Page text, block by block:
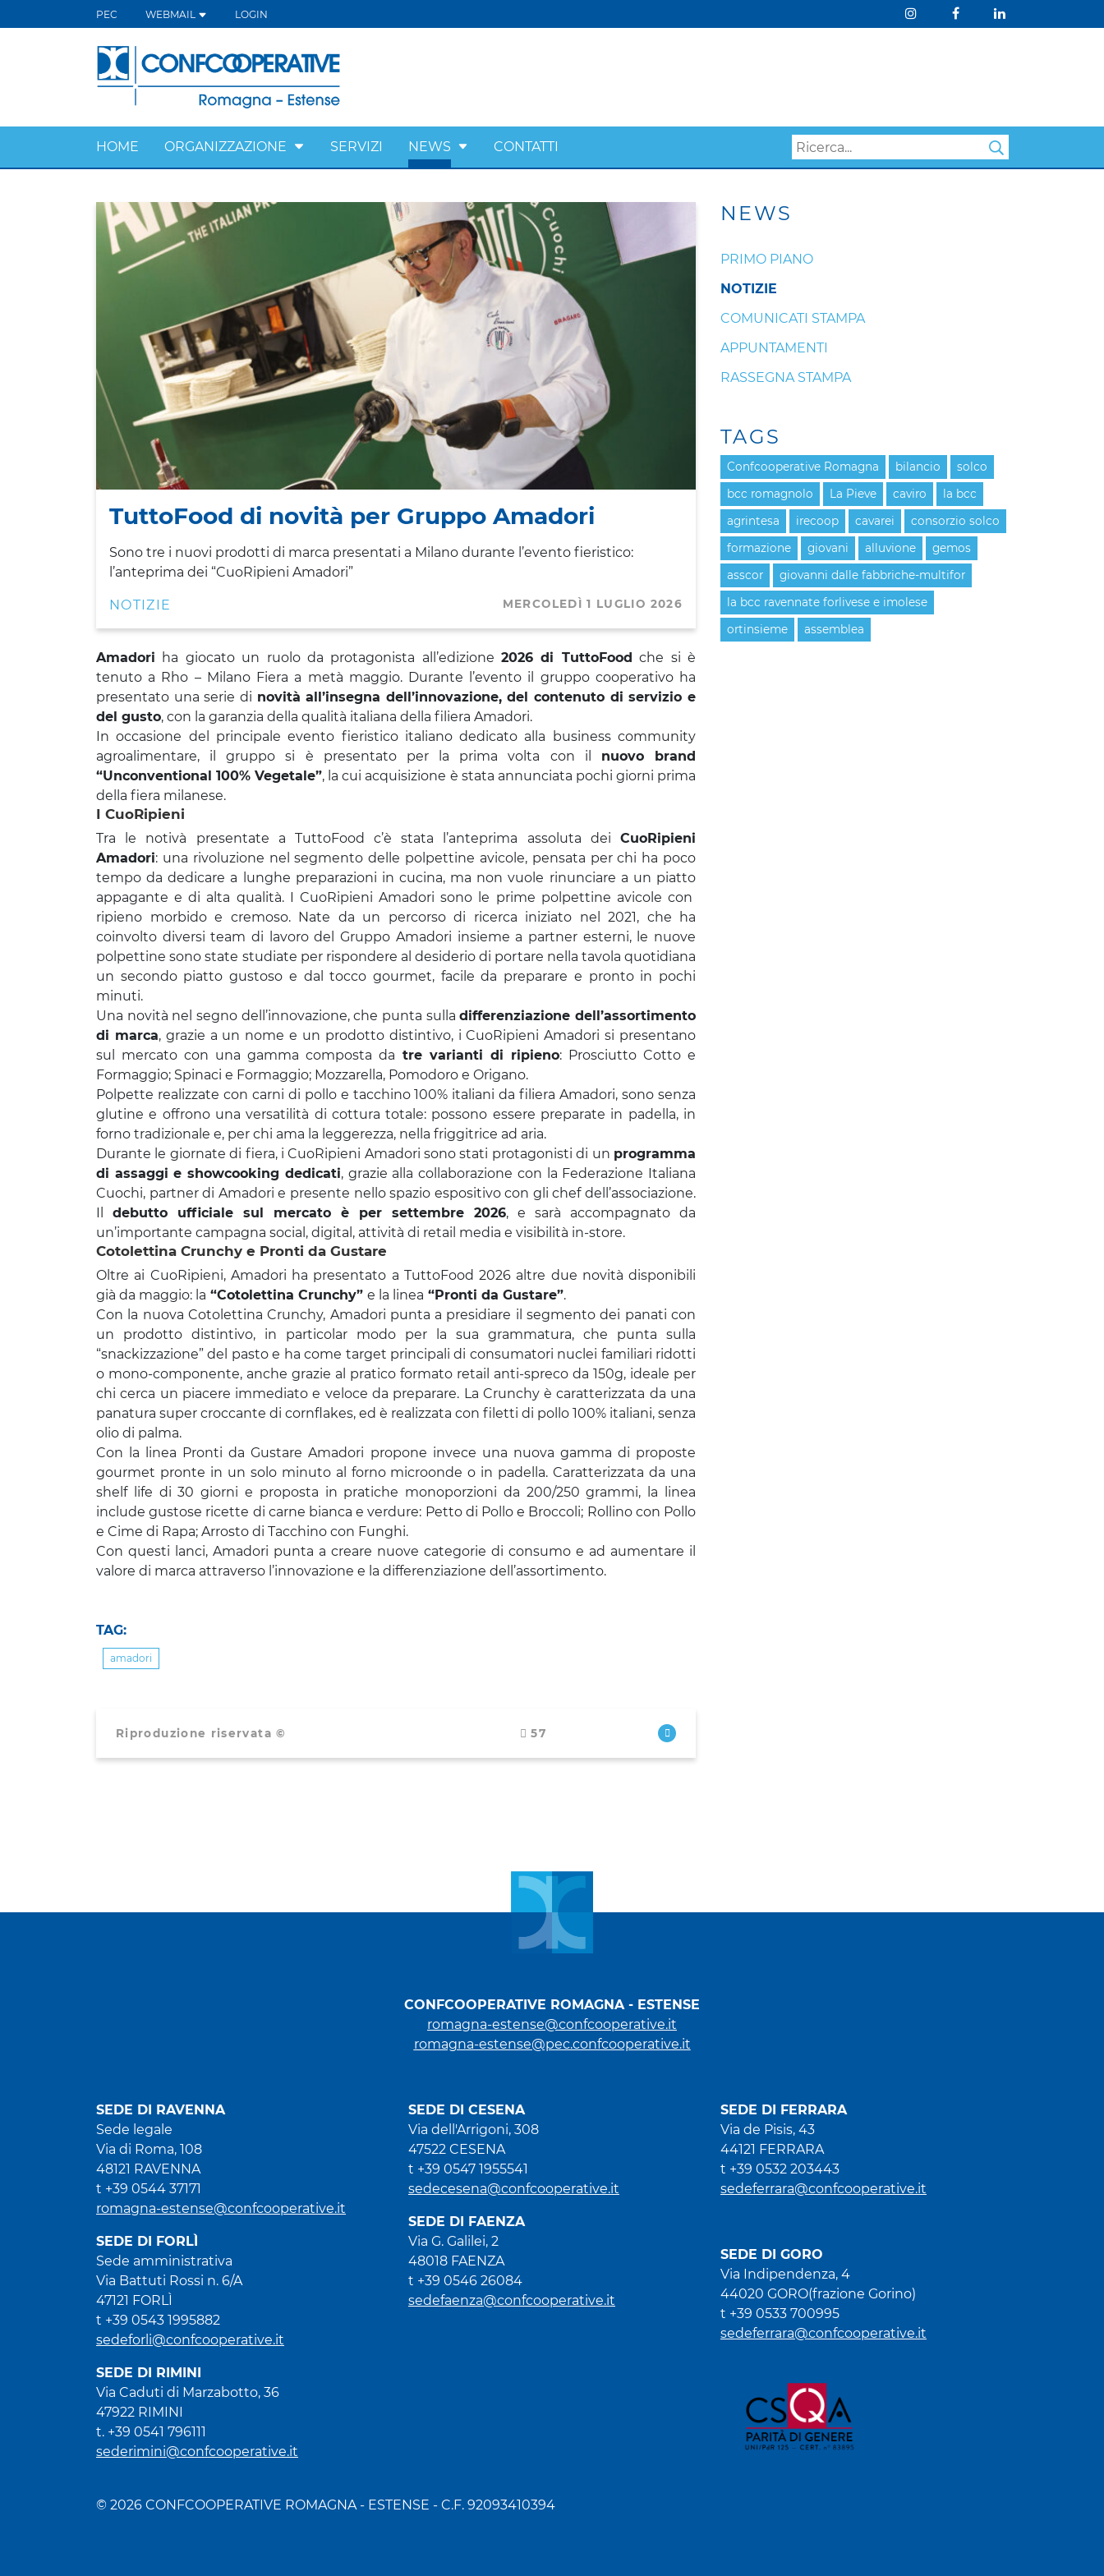
PEC WEBMAIL LOGIN
HOME ORGANIZZAZIONE SERVIZI NEWS CONTATTI
TuttoFood di novità per Gruppo Amadori
Sono tre i nuovi prodotti di marca presentati a Milano durante l’evento fieristico:
l’anteprima dei “CuoRipieni Amadori”
NOTIZIE MERCOLEDÌ 1 LUGLIO 2026
Amadori ha giocato un ruolo da protagonista all’edizione2026 di TuttoFood che si è
tenuto a Rho – Milano Fiera a metà maggio. Durante l’evento il gruppo cooperativo ha
presentato una serie di novità all’insegna dell’innovazione, del contenuto di servizio e
del gusto, con la garanzia della qualità italiana della filiera Amadori.
In occasione del principale evento fieristico italiano dedicato alla business community
agroalimentare, il gruppo si è presentato per la prima volta con il nuovo brand
“Unconventional 100% Vegetale”, la cui acquisizione è stata annunciata pochi giorni prima
della fiera milanese.
I CuoRipieni
Tra le notivà presentate a TuttoFood c’è stata l’anteprima assoluta dei CuoRipieni
Amadori: una rivoluzione nel segmento delle polpettine avicole, pensata per chi ha poco
tempo da dedicare a lunghe preparazioni in cucina, ma non vuole rinunciare a un piatto
appagante e di alta qualità. I CuoRipieni Amadori sono le prime polpettine avicole con
ripieno morbido e cremoso. Nate da un percorso di ricerca iniziato nel 2021, che ha
coinvolto diversi team di lavoro del Gruppo Amadori insieme a partner esterni, le nuove
polpettine sono state studiate per rispondere al desiderio di portare nella tavola quotidiana
un secondo piatto gustoso e dal tocco gourmet, facile da preparare e pronto in pochi
minuti.
Una novità nel segno dell’innovazione, che punta sulladifferenziazione dell’assortimento
di marca, grazie a un nome e un prodotto distintivo, i CuoRipieni Amadori si presentano
sul mercato con una gamma composta da tre varianti di ripieno: Prosciutto Cotto e
Formaggio; Spinaci e Formaggio; Mozzarella, Pomodoro e Origano.
Polpette realizzate con carni di pollo e tacchino 100% italiani da filiera Amadori, sono senza
glutine e offrono una versatilità di cottura totale: possono essere preparate in padella, in
forno tradizionale e, per chi ama la leggerezza, nella friggitrice ad aria.
Durante le giornate di fiera, i CuoRipieni Amadori sono stati protagonisti di un programma
di assaggi e showcooking dedicati, grazie alla collaborazione con la Federazione Italiana
Cuochi, partner di Amadori e presente nello spazio espositivo con gli chef dell’associazione.
Il debutto ufficiale sul mercato è per settembre 2026, e sarà accompagnato da
un’importante campagna social, digital, attività di retail media e visibilità in-store.
Cotolettina Crunchy e Pronti da Gustare
Oltre ai CuoRipieni, Amadori ha presentato a TuttoFood 2026 altre due novità disponibili
già da maggio: la “Cotolettina Crunchy” e la linea “Pronti da Gustare”.
Con la nuova Cotolettina Crunchy, Amadori punta a presidiare il segmento dei panati con
un prodotto distintivo, in particolar modo per la sua grammatura, che punta sulla
“snackizzazione” del pasto e ha come target principali di consumatori nuclei familiari ridotti
o mono-componente, anche grazie al pratico formato retail anti-spreco da 150g, ideale per
chi cerca un piacere immediato e veloce da preparare. La Crunchy è caratterizzata da una
panatura super croccante di cornflakes, ed è realizzata con filetti di pollo 100% italiani, senza
olio di palma.
Con la linea Pronti da Gustare Amadori propone invece una nuova gamma di proposte
gourmet pronte in un solo minuto al forno microonde o in padella. Caratterizzata da una
shelf life di 30 giorni e proposta in pratiche monoporzioni da 200/250 grammi, la linea
include gustose ricette di carne bianca e verdure: Petto di Pollo e Broccoli; Rollino con Pollo
e Cime di Rapa; Arrosto di Tacchino con Funghi.
Con questi lanci, Amadori punta a creare nuove categorie di consumo e ad aumentare il
valore di marca attraverso l’innovazione e la differenziazione dell’assortimento.
TAG:
amadori
Riproduzione riservata © 57
NEWS
PRIMO PIANO
NOTIZIE
COMUNICATI STAMPA
APPUNTAMENTI
RASSEGNA STAMPA
TAGS
Confcooperative Romagna bilancio solco
bcc romagnolo La Pieve caviro la bcc
agrintesa irecoop cavarei consorzio solco
formazione giovani alluvione gemos
asscor giovanni dalle fabbriche-multifor
la bcc ravennate forlivese e imolese
ortinsieme assemblea
CONFCOOPERATIVE ROMAGNA - ESTENSE
romagna-estense@confcooperative.it
romagna-estense@pec.confcooperative.it
SEDE DI FERRARA
Via de Pisis, 43
44121 FERRARA
t +39 0532 203443
sedeferrara@confcooperative.it
SEDE DI GORO
Via Indipendenza, 4
44020 GORO(frazione Gorino)
t +39 0533 700995
sedeferrara@confcooperative.it
SEDE DI CESENA
Via dell'Arrigoni, 308
47522 CESENA
t +39 0547 1955541
sedecesena@confcooperative.it
SEDE DI FAENZA
Via G. Galilei, 2
48018 FAENZA
t +39 0546 26084
sedefaenza@confcooperative.it
SEDE DI RAVENNA
Sede legale
Via di Roma, 108
48121 RAVENNA
t +39 0544 37171
romagna-estense@confcooperative.it
SEDE DI FORLÌ
Sede amministrativa
Via Battuti Rossi n. 6/A
47121 FORLÌ
t +39 0543 1995882
sedeforli@confcooperative.it
SEDE DI RIMINI
Via Caduti di Marzabotto, 36
47922 RIMINI
t. +39 0541 796111
sederimini@confcooperative.it
© 2026 CONFCOOPERATIVE ROMAGNA - ESTENSE - C.F. 92093410394